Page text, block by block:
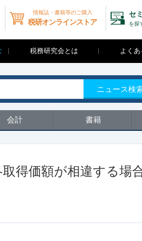
情報誌・書籍等のご購入
税研オンラインストア
セ
を探
税務研究会とは よく
ニュース検
会計 書籍
得価額が相違する場